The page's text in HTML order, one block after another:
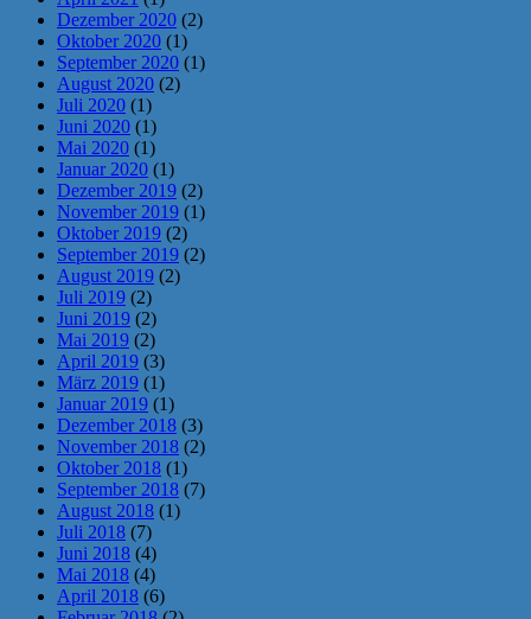
Dezember 2020 (2)
Oktober 2020 (1)
September 2020 (1)
August 2020 (2)
Juli 2020 (1)
Juni 2020 (1)
Mai 2020 (1)
Januar 2020 (1)
Dezember 2019 (2)
November 2019 (1)
Oktober 2019 (2)
September 2019 (2)
August 2019 (2)
Juli 2019 (2)
Juni 2019 (2)
Mai 2019 (2)
April 2019 (3)
März 2019 (1)
Januar 2019 (1)
Dezember 2018 (3)
November 2018 (2)
Oktober 2018 (1)
September 2018 (7)
August 2018 (1)
Juli 2018 (7)
Juni 2018 (4)
Mai 2018 (4)
April 2018 (6)